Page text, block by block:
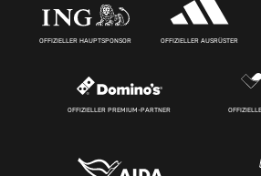
OFFIZIELLER HAUPTSPONSOR OFFIZIELLER AUSRÜSTER
OFFIZIELLER PREMIUM-PARTNER